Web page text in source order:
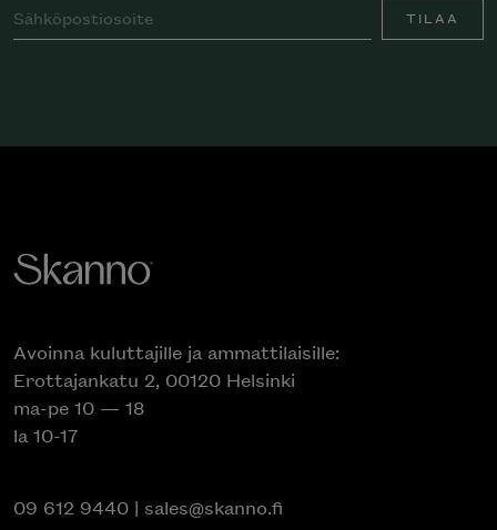
TILAA
Avoinna kuluttajille ja ammattilaisille:
Erottajankatu 2, 00120 Helsinki
ma-pe 10 — 18
la 10-17
09 612 9440 | sales@skanno.fi